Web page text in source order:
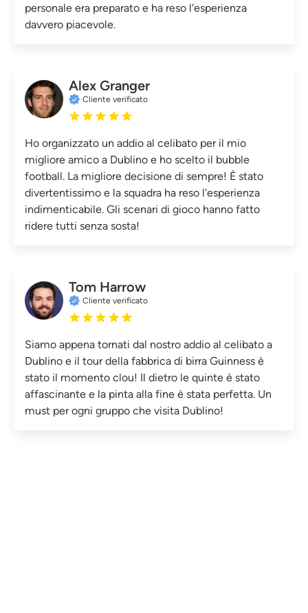
personale era preparato e ha reso l'esperienza
davvero piacevole.
Alex Granger
Cliente verificato
Ho organizzato un addio al celibato per il mio
migliore amico a Dublino e ho scelto il bubble
football. La migliore decisione di sempre! È stato
divertentissimo e la squadra ha reso l'esperienza
indimenticabile. Gli scenari di gioco hanno fatto
ridere tutti senza sosta!
Tom Harrow
Cliente verificato
Siamo appena tornati dal nostro addio al celibato a
Dublino e il tour della fabbrica di birra Guinness è
stato il momento clou! Il dietro le quinte è stato
affascinante e la pinta alla fine è stata perfetta. Un
must per ogni gruppo che visita Dublino!